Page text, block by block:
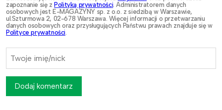
zapoznanie się z Polityką prywatności. Administratorem danych
osobowych jest E-MAGAZYNY sp. z o.o. z siedzibą w Warszawie,
ul.Szturmowa 2, 02-678 Warszawa. Więcej informacji o przetwarzaniu
danych osobowych oraz przysługujących Państwu prawach znajduje się w
Polityce prywatności.
Dodaj komentarz